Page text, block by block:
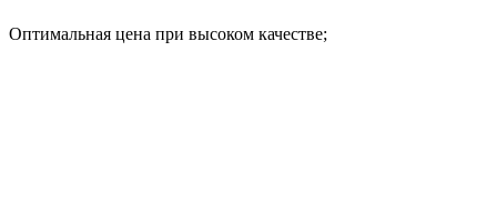
Оптимальная цена при высоком качестве;